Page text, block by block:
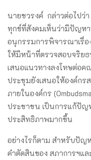
นายชวรงค์ กล่าวต่อไปว่
ทุกข์ที่สังคมเห็นว่ามีปัญห
อนุกรรมการพิจารณาเรื่อ
ให้มีหน้าที่ตรวจสอบจริย
เสนอแนวทางลงโทษต่อ
ประชุมยังเสนอให้องค์ก
ภายในองค์กร
ประชาชน เป็นการแก้ปัญ
ประสิทธิภาพมากขึ้น
อย่างไรก็ตาม สำหรับปัญ
คำตัดสินของ สภาการฯแ